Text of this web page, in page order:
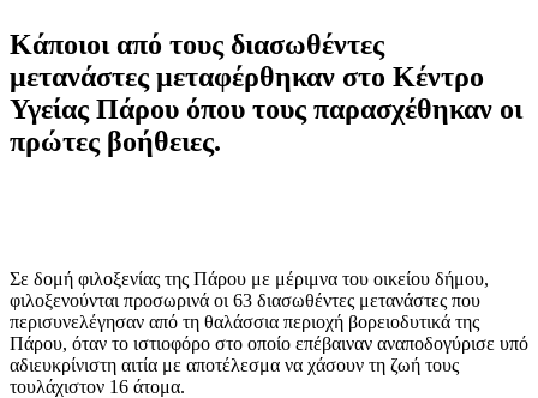
Κάποιοι από τους διασωθέντες
μετανάστες μεταφέρθηκαν στο Κέντρο
Υγείας Πάρου όπου τους παρασχέθηκαν οι
πρώτες βοήθειες.
Σε δομή φιλοξενίας της Πάρου με μέριμνα του οικείου δήμου,
φιλοξενούνται προσωρινά οι 63 διασωθέντες μετανάστες που
περισυνελέγησαν από τη θαλάσσια περιοχή βορειοδυτικά της
Πάρου, όταν το ιστιοφόρο στο οποίο επέβαιναν αναποδογύρισε υπό
αδιευκρίνιστη αιτία με αποτέλεσμα να χάσουν τη ζωή τους
τουλάχιστον 16 άτομα.